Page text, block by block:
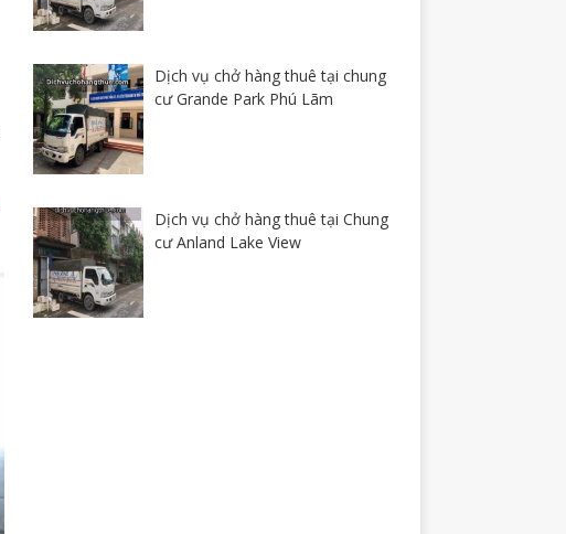
Dịch vụ chở hàng thuê tại chung
cư Grande Park Phú Lãm
Dịch vụ chở hàng thuê tại Chung
cư Anland Lake View